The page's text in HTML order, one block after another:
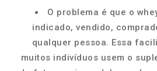
O problema é que o
indicado, vendido,
qualquer pessoa. Essa
muitos indivíduos usem o